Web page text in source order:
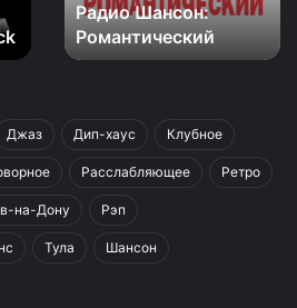
Радио Шансон:
Романтический
Джаз Дип-хаус Клубное
Расслабляющее Ретро
на-Дону Рэп
Тула Шансон